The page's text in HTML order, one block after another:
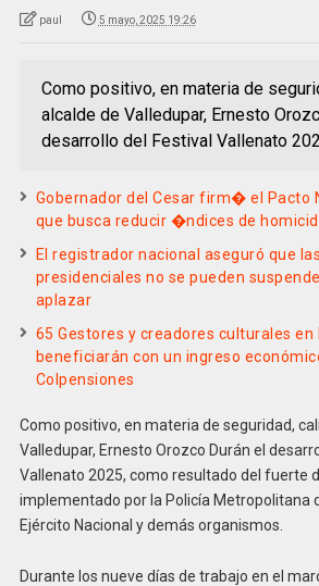
paul 5 mayo, 2025 19:26
Como positivo, en materia de
alcalde de Valledupar, Ernesto
desarrollo del Festival Vallenato
Gobernador del Cesar firm� el Pacto
que busca reducir �ndices de
El registrador nacional aseguró que
presidenciales no se pueden
aplazar
65 Gestores y creadores culturales en
beneficiarán con un ingreso
Colpensiones
Como positivo, en materia de seguridad,
Valledupar, Ernesto Orozco Durán el
Vallenato 2025, como resultado del fuerte
implementado por la Policía Metropolitana
Ejército Nacional y demás organismos.
Durante los nueve días de trabajo en el